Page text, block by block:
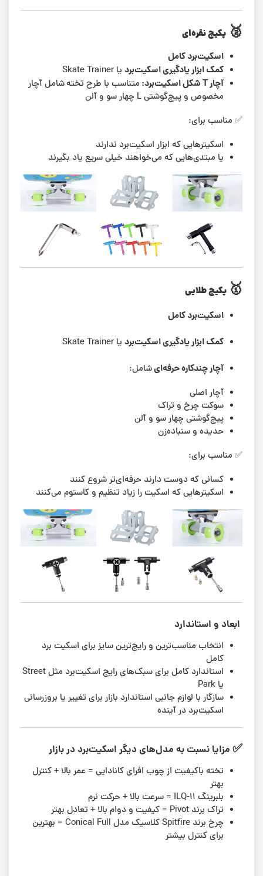
🥈 پکیج نقره‌ای
اسکیت‌برد کامل
کمک ابزار یادگیری اسکیت‌برد یا Skate Trainer
آچار T شکل اسکیت‌برد: متناسب با طرح تختهشامل آچار
مخصوص و پیچ‌گوشتی L چهار سو و آلن
✅ مناسب برای:
اسکیترهایی که ابزار اسکیت‌برد ندارند
یا مبتدی‌هایی که می‌خواهند خیلی سریع یاد بگیرند
🥇 پکیج طلایی
اسکیت‌برد کامل
کمک ابزار یادگیری اسکیت‌برد یا Skate Trainer
آچار چندکاره حرفه‌ایشامل:
آچار اصلی
سوکت چرخ و تراک
پیچ‌گوشتی چهار سو و آلن
حدیده و سنباده‌زن
✅ مناسب برای:
کسانی که دوست دارند حرفه‌ای‌تر شروع کنند
اسکیترهایی که اسکیت را زیاد تنظیم و کاستوم می‌کنند
ابعاد و استاندارد
انتخاب مناسب‌ترین و رایج‌ترین سایز برای اسکیت برد
کامل
استاندارد کامل برای سبک‌های رایج اسکیت‌برد مثل Street
یا Park
سازگار با لوازم جانبی استاندارد بازار برای تغییر یا بروزرسانی
اسکیت‌برد در آینده
✅ مزایا نسبت به مدل‌های دیگر اسکیت‌برد در بازار
تخته با‌کیفیت از چوب افرای کانادایی = عمر بالا + کنترل
بهتر
بلبرینگ ILQ-11 = سرعت بالا + حرکت نرم
تراک برند Pivot = کیفیت و دوام بالا + تعادل بهتر
چرخ برند Spitfire کلاسیک مدل Conical Full = بهترین
برای کنترل بیشتر